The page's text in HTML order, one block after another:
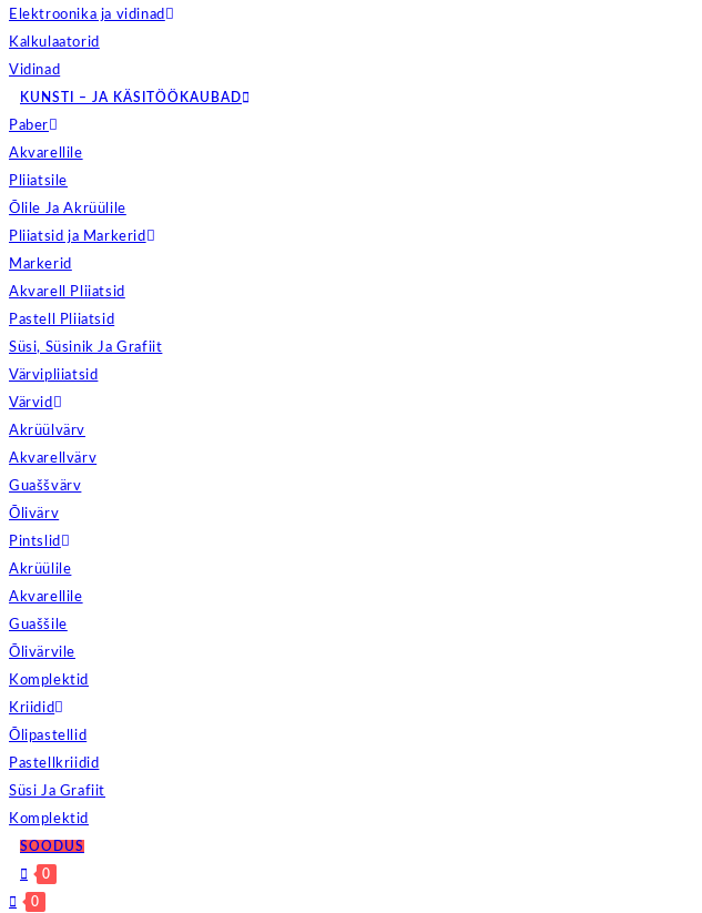
Elektroonika ja vidinad
Kalkulaatorid
Vidinad
KUNSTI – JA KÄSITÖÖKAUBAD
Paber
Akvarellile
Pliiatsile
Õlile Ja Akrüülile
Pliiatsid ja Markerid
Markerid
Akvarell Pliiatsid
Pastell Pliiatsid
Süsi, Süsinik Ja Grafiit
Värvipliiatsid
Värvid
Akrüülvärv
Akvarellvärv
Guaššvärv
Õlivärv
Pintslid
Akrüülile
Akvarellile
Guaššile
Õlivärvile
Komplektid
Kriidid
Õlipastellid
Pastellkriidid
Süsi Ja Grafiit
Komplektid
SOODUS
0
0